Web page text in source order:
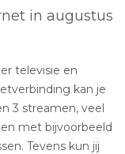
in augustus
televisie en
kan je
3 streamen, veel
met bijvoorbeeld
Tevens kun jij